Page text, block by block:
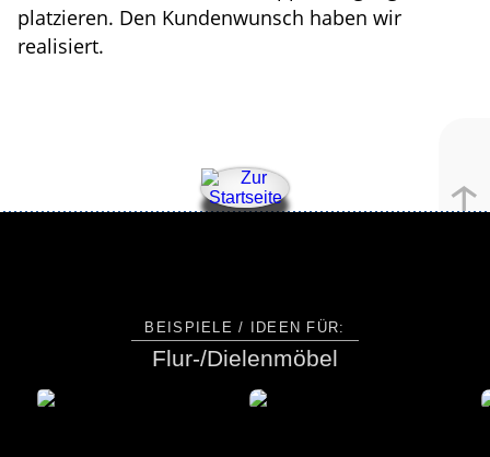
platzieren. Den Kunden­wunsch haben wir
realisiert.
↑
BEISPIELE / IDEEN FÜR:
Flur-/Dielenmöbel